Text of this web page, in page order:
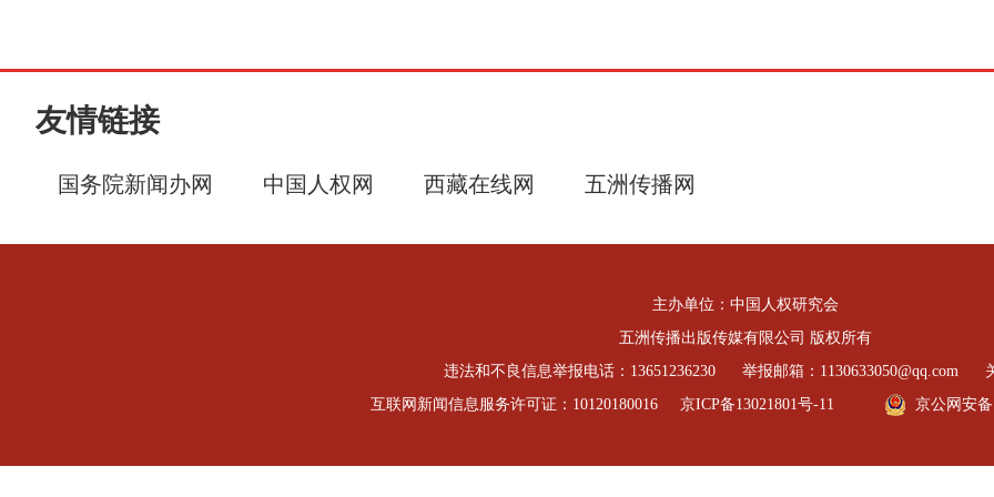
友情链接
国务院新闻办网 中国人权网 西藏在线网 五洲传播网
主办单位：中国人权研究会
五洲传播出版传媒有限公司 版权所有
违法和不良信息举报电话：13651236230
举报邮箱：1130633050@qq.com
互联网新闻信息服务许可证：10120180016
京ICP备13021801号-11 京公网安备